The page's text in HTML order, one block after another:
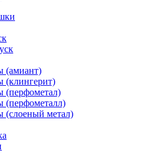
(амиант)
(клингерит)
(перфометал)
(перфометалл)
(слоеный метал)